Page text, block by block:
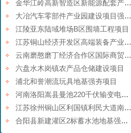
金华江岭高新智造区新能源配套产业园强夯工程
大冶汽车零部件产业园建设项目强夯工程
江陵亚东陆域堆场B区围墙工程项目
江苏铜山经济开发区高端装备产业园提档升级项目强夯工程
云南磨憨磨丁经济合作区国际商贸围网区基础设施建设项目
六盘水木岗镇农产品仓储建设项目
浦北和誉潮流玩具地基强夯项目
河南洛阳嵩县曼池220千伏输变电工程
江苏徐州铜山区利国镇利民大道南地块铁矿采空塌陷防治工程
合阳县新建灌区2标蓄水池地基强夯项目